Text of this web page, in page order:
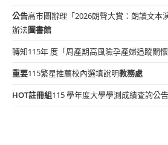
公告高市圖辦理「2026朗聲大賞：朗讀文本
辦法圖書館
轉知115年 度「周產期高風險孕產婦追蹤關懷
重要115繁星推薦校內選填說明教務處
HOT註冊組115 學年度大學學測成績查詢公告